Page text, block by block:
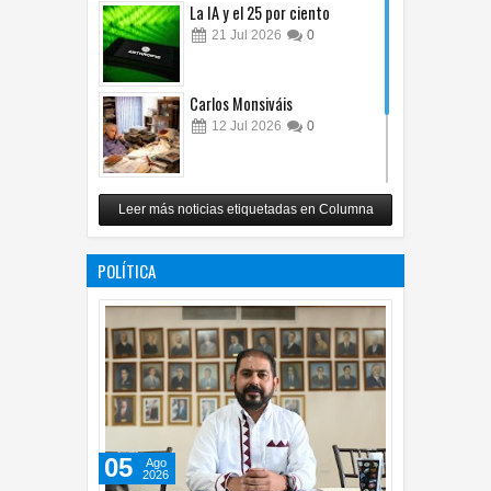
La IA y el 25 por ciento
21 Jul 2026 0
Carlos Monsiváis
12 Jul 2026 0
Revuelo en la inteligencia
artificial
07 Jul 2026 0
Leer más noticias etiquetadas en Columna
POLÍTICA
05
Ago
2026